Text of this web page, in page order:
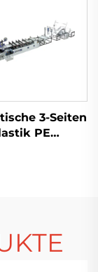
3-Seiten
PE